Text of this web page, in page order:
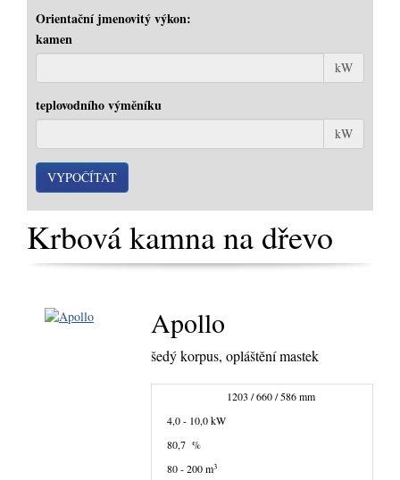
Orientační jmenovitý výkon:
kamen
kW
teplovodního výměníku
kW
Krbová kamna na dřevo
Apollo
šedý korpus, opláštění mastek
1203 / 660 / 586 mm
4,0 - 10,0 kW
80,7 %
80 - 200 m3